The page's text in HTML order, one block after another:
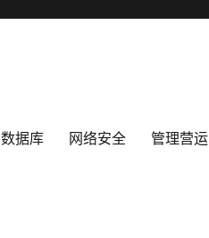
数据库 网络安全 管理营运